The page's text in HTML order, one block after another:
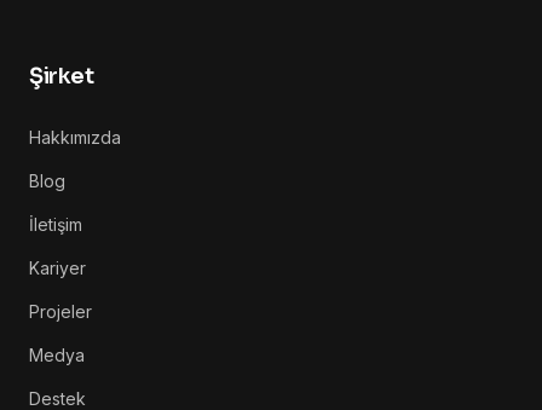
Şirket
Hakkımızda
Blog
İletişim
Kariyer
Projeler
Medya
Destek